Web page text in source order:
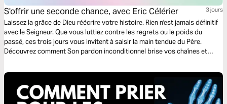
S'offrir une seconde chance, avec Eric Célérier 3 jours
Laissez la grâce de Dieu réécrire votre histoire. Rien n'est jamais définitif
avec le Seigneur. Que vous luttiez contre les regrets ou le poids du
passé, ces trois jours vous invitent à saisir la main tendue du Père.
Découvrez comment Son pardon inconditionnel brise vos chaînes et
bibliques et des défis concrets, apprenez à embrasser cette seconde
chance pour devenir la nouvelle créature que Dieu a déjà vue en vous.
Commencez aujourd’hui votre chemin vers une vie transformée. Avec le
pasteur Eric Célérier, fondateur de HelloBible.